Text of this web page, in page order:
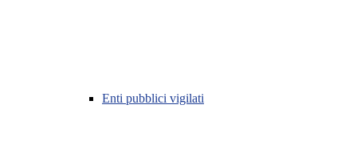
Enti pubblici vigilati